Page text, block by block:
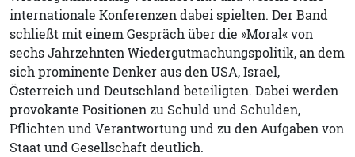
internationale Konferenzen dabei spielten. Der Band
schließt mit einem Gespräch über die »Moral« von
sechs Jahrzehnten Wiedergutmachungspolitik, an dem
sich prominente Denker aus den USA, Israel,
Österreich und Deutschland beteiligten. Dabei werden
provokante Positionen zu Schuld und Schulden,
Pflichten und Verantwortung und zu den Aufgaben von
Staat und Gesellschaft deutlich.